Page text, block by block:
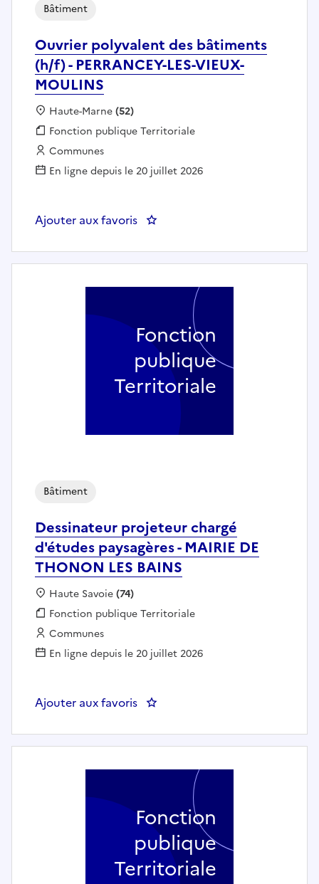
Ouvrier polyvalent des bâtiments
(h/f) - PERRANCEY-LES-VIEUX-
MOULINS
Bâtiment
Localisation :
Haute-Marne(52)
Fonction publique :
Fonction publique Territoriale
Employeur :
Communes
En ligne depuis le 20 juillet 2026
Ajouter aux favoris : Ouvrier polyvalent des
Dessinateur projeteur chargé
d'études paysagères - MAIRIE DE
THONON LES BAINS
Bâtiment
Localisation :
Haute Savoie(74)
Fonction publique :
Fonction publique Territoriale
Employeur :
Communes
En ligne depuis le 20 juillet 2026
Ajouter aux favoris : Dessinateur projeteur chargé
Fonction
publique
Territoriale
Fonction
publique
Territoriale